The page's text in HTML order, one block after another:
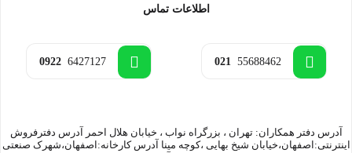
اطلاعات تماس
021 55688462
0922 6427127
آدرس دفتر همکاران: تهران ، بزرگراه نواب ، خیابان هلال احمر آدرس دفترفروش
اینترنتی:اصفهان،خیابان شیخ بهایی ،کوچه مینا آدرس کارخانه:اصفهان،شهرک صنعتی